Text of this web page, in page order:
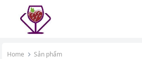
Home Sản phẩm